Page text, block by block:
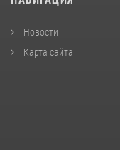
Новости
Карта сайта